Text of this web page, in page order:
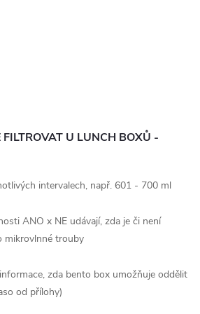
FILTROVAT U LUNCH BOXŮ -
intervalech, např. 601 - 700 ml
ANO x NE udávají, zda je či není
mikrovlnné trouby
informace, zda bento box umožňuje oddělit
od přílohy)